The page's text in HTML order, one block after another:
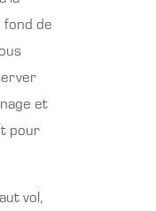
de
et
pour
vol,